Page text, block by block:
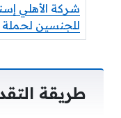
شركة الأهلي
للجنسين لحملة
طريقة